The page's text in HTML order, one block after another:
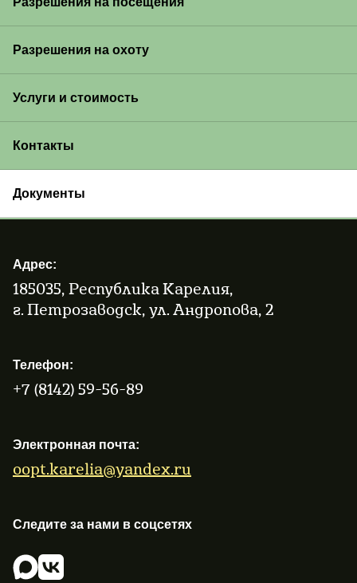
Разрешения на охоту
Услуги и стоимость
Контакты
Документы
Адрес:
185035, Республика Карелия,
г. Петрозаводск, ул. Андропова, 2
Телефон:
+7 (8142) 59-56-89
Электронная почта:
oopt.karelia@yandex.ru
Следите за нами в соцсетях